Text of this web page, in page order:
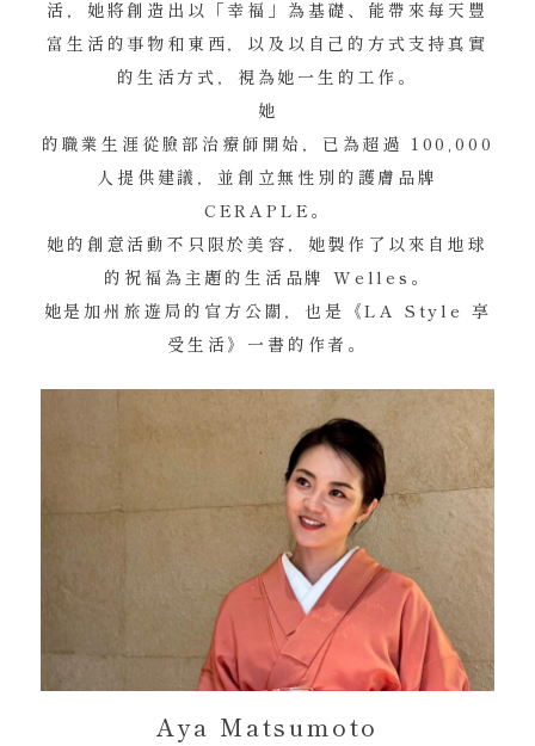
活，她將創造出以「幸福」為基礎、能帶來每天豐
富生活的事物和東西，以及以自己的方式支持真實
的生活方式，視為她一生的工作。
她
的職業生涯從臉部治療師開始，已為超過 100,000
人提供建議，並創立無性別的護膚品牌
CERAPLE。
她的創意活動不只限於美容，她製作了以來自地球
的祝福為主題的生活品牌 Welles。
她是加州旅遊局的官方公關，也是《LA Style 享
受生活》一書的作者。
Aya Matsumoto